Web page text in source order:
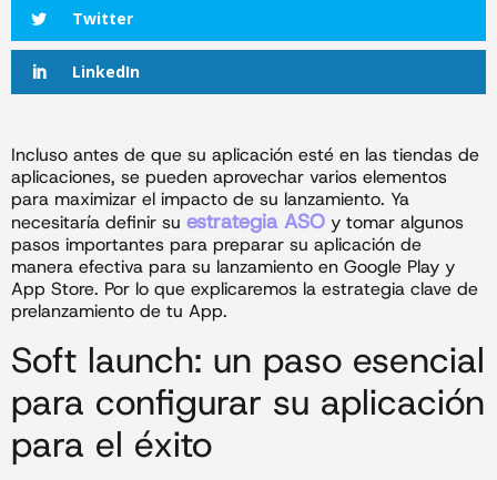
Twitter
LinkedIn
Incluso antes de que su aplicación esté en las tiendas de
aplicaciones, se pueden aprovechar varios elementos
para maximizar el impacto de su lanzamiento. Ya
necesitaría definir su estrategia ASO y tomar algunos
pasos importantes para preparar su aplicación de
manera efectiva para su lanzamiento en Google Play y
App Store. Por lo que explicaremos la estrategia clave de
prelanzamiento de tu App.
Soft launch: un paso esencial
para configurar su aplicación
para el éxito